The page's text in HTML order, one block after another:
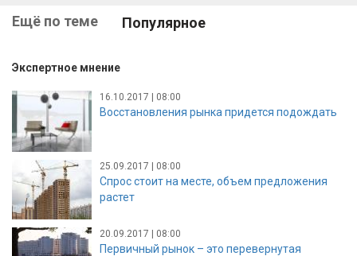
Ещё по теме Популярное
Экспертное мнение
16.10.2017 | 08:00
Восстановления рынка придется подождать
25.09.2017 | 08:00
Спрос стоит на месте, объем предложения
растет
20.09.2017 | 08:00
Первичный рынок – это перевернутая